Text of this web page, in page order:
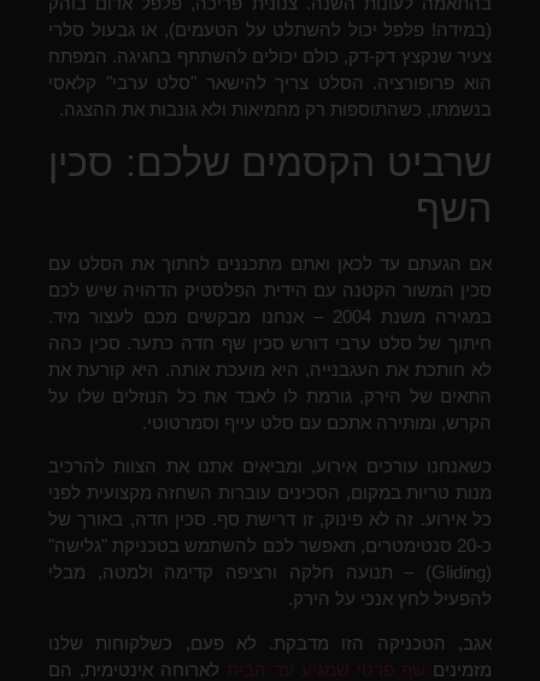
(במידה! פלפל יכול להשתלט על הטעמים), או גבעול סלרי
צעיר שנקצץ דק-דק, כולם יכולים להשתתף בחגיגה. המפתח
הוא פרופורציה. הסלט צריך להישאר "סלט ערבי" קלאסי
בנשמתו, כשהתוספות רק מחמיאות ולא גונבות את ההצגה.
שרביט הקסמים שלכם: סכין
השף
אם הגעתם עד לכאן ואתם מתכננים לחתוך את הסלט עם
סכין המשור הקטנה עם הידית הפלסטיק הדהויה שיש לכם
במגירה משנת 2004 – אנחנו מבקשים מכם לעצור מיד.
חיתוך של סלט ערבי דורש סכין שף חדה כתער. סכין כהה
לא חותכת את העגבנייה, היא מועכת אותה. היא קורעת את
התאים של הירק, גורמת לו לאבד את כל הנוזלים שלו על
הקרש, ומותירה אתכם עם סלט עייף וסמרטוטי.
כשאנחנו עורכים אירוע, ומביאים אתנו את הצוות להרכיב
מנות טריות במקום, הסכינים עוברות השחזה מקצועית לפני
כל אירוע. זה לא פינוק, זו דרישת סף. סכין חדה, באורך של
כ-20 סנטימטרים, תאפשר לכם להשתמש בטכניקת "גלישה"
(Gliding) – תנועה חלקה ורציפה קדימה ולמטה, מבלי
להפעיל לחץ אנכי על הירק.
אגב, הטכניקה הזו מדבקת. לא פעם, כשלקוחות שלנו
מזמינים שף פרטי שמגיע עד הבית לארוחה אינטימית, הם